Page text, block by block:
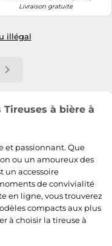
Livraison gratuite
illégal
à bière à
et passionnant. Que
ou un amoureux des
un accessoire
de convivialité
en ligne, vous trouverez
compacts aux plus
à choisir la tireuse à